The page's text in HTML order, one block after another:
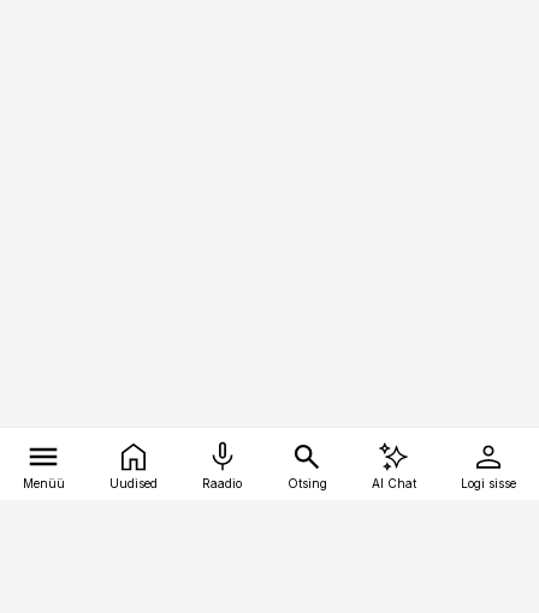
Menüü Uudised Raadio Otsing AI Chat Logi sisse